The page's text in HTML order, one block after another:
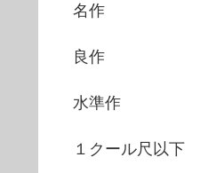
名作
良作
水準作
１クール尺以下